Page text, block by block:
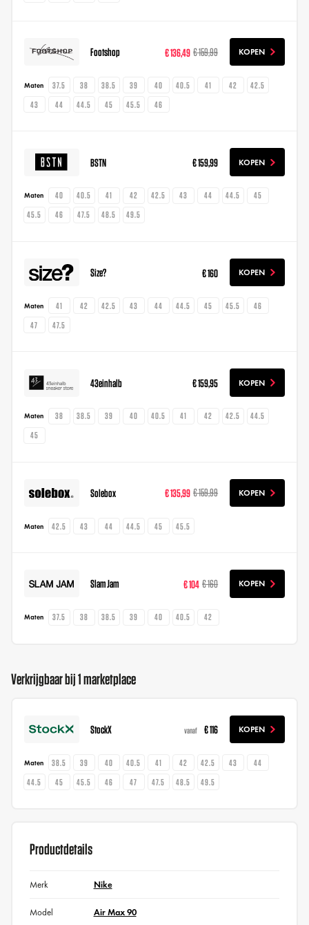
Footshop € 136,49 € 159,99 KOPEN
Maten 37.5 38 38.5 39 40 40.5 41 42
42.5
43
44 44.5 45 45.5 46
BSTN € 159,99 KOPEN
Maten 40 40.5 41 42 42.5 43 44 44.5
45
45.5
46 47.5 48.5 49.5
Size? € 160 KOPEN
Maten 41 42 42.5 43 44 44.5 45 45.5
46
47
47.5
43einhalb € 159,95 KOPEN
Maten 38 38.5 39 40 40.5 41 42 42.5
44.5
45
Solebox € 135,99 € 159,99 KOPEN
Maten 42.5 43 44 44.5 45 45.5
Slam Jam € 104 € 160 KOPEN
Maten 37.5 38 38.5 39 40 40.5 42
Verkrijgbaar bij 1 marketplace
StockX vanaf € 116 KOPEN
Maten 38.5 39 40 40.5 41 42 42.5 43
44
44.5
45 45.5 46 47 47.5 48.5 49.5
Productdetails
Merk Nike
Model Air Max 90